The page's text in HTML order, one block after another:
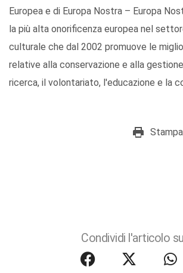
Europea e di Europa Nostra – Europa
la più alta onorificenza europea nel
culturale che dal 2002 promuove le
relative alla conservazione e alla
ricerca, il volontariato, l'educazione e la
Condividi l'articolo